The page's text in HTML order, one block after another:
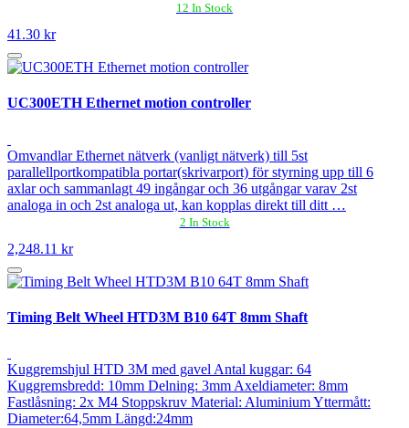
12 In Stock
41.30 kr
UC300ETH Ethernet motion controller
Omvandlar Ethernet nätverk (vanligt nätverk) till 5st
parallellportkompatibla portar(skrivarport) för styrning upp till 6
axlar och sammanlagt 49 ingångar och 36 utgångar varav 2st
analoga in och 2st analoga ut, kan kopplas direkt till ditt …
2 In Stock
2,248.11 kr
Timing Belt Wheel HTD3M B10 64T 8mm Shaft
Kuggremshjul HTD 3M med gavel Antal kuggar: 64
Kuggremsbredd: 10mm Delning: 3mm Axeldiameter: 8mm
Fastlåsning: 2x M4 Stoppskruv Material: Aluminium Yttermått:
Diameter:64,5mm Längd:24mm